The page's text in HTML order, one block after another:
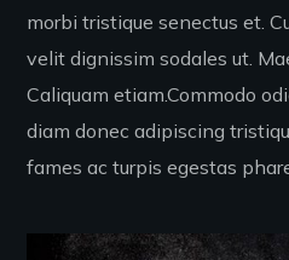
morbi tristique senectus et.
velit dignissim sodales ut.
Caliquam etiam.Commodo
diam donec adipiscing
fames ac turpis egestas